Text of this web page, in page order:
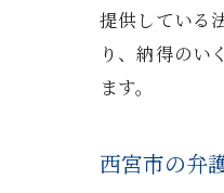
提供している
り、納得のい
ます。
西宮市の弁